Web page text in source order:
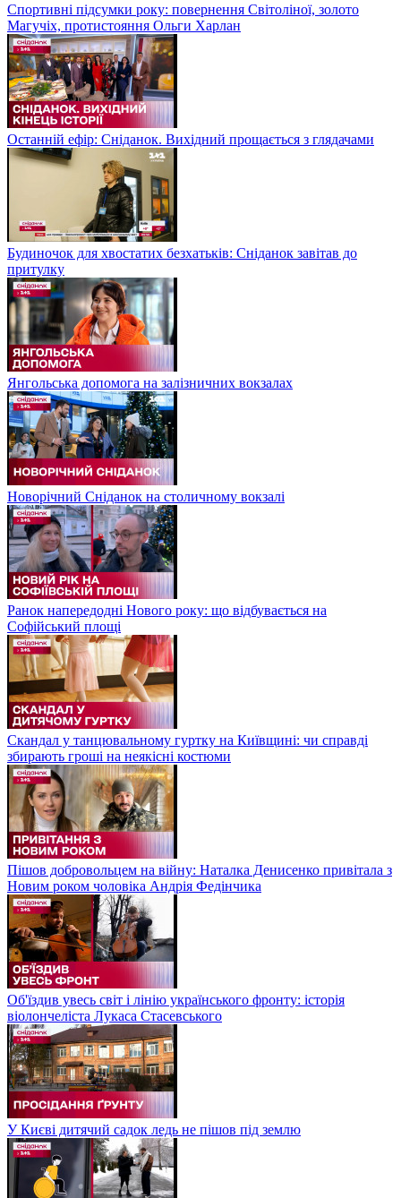
Спортивні підсумки року: повернення Світоліної, золото
Магучіх, протистояння Ольги Харлан
Останній ефір: Сніданок. Вихідний прощається з глядачами
Будиночок для хвостатих безхатьків: Сніданок завітав до
притулку
Янгольська допомога на залізничних вокзалах
Новорічний Сніданок на столичному вокзалі
Ранок напередодні Нового року: що відбувається на
Софійський площі
Скандал у танцювальному гуртку на Київщині: чи справді
збирають гроші на неякісні костюми
Пішов добровольцем на війну: Наталка Денисенко привітала з
Новим роком чоловіка Андрія Федінчика
Об'їздив увесь світ і лінію українського фронту: історія
віолончеліста Лукаса Стасевського
У Києві дитячий садок ледь не пішов під землю